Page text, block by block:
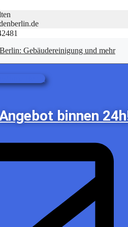
Gebäudereinigung und mehr
binnen